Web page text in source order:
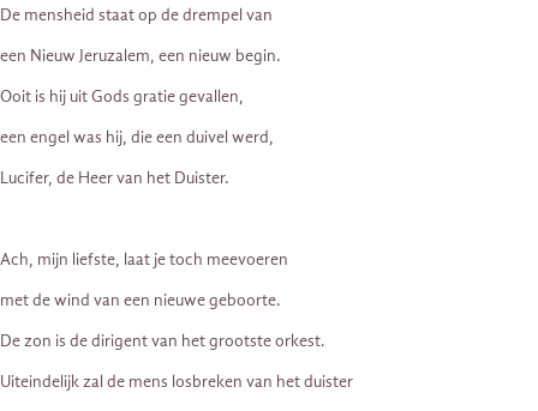
De mensheid staat op de drempel van
een Nieuw Jeruzalem, een nieuw begin.
Ooit is hij uit Gods gratie gevallen,
een engel was hij, die een duivel werd,
Lucifer, de Heer van het Duister.
Ach, mijn liefste, laat je toch meevoeren
met de wind van een nieuwe geboorte.
De zon is de dirigent van het grootste orkest.
Uiteindelijk zal de mens losbreken van het duister